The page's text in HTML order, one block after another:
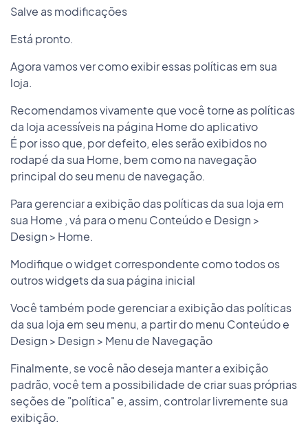
Salve as modificações
Está pronto.
Agora vamos ver como exibir essas políticas em sua
loja.
Recomendamos vivamente que você torne as políticas
da loja acessíveis na página Home do aplicativo
É por isso que, por defeito, eles serão exibidos no
rodapé da sua Home, bem como na navegação
principal do seu menu de navegação.
Para gerenciar a exibição das políticas da sua loja em
sua Home , vá para o menu Conteúdo e Design >
Design > Home.
Modifique o widget correspondente como todos os
outros widgets da sua página inicial
Você também pode gerenciar a exibição das políticas
da sua loja em seu menu, a partir do menu Conteúdo e
Design > Design > Menu de Navegação
Finalmente, se você não deseja manter a exibição
padrão, você tem a possibilidade de criar suas próprias
seções de "política" e, assim, controlar livremente sua
exibição.